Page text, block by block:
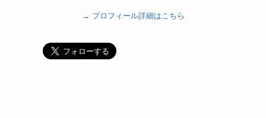
→ プロフィール詳細はこちら